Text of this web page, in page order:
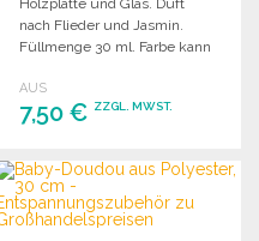
Holzplatte und Glas. Duft
nach Flieder und Jasmin.
Füllmenge 30 ml. Farbe kann
AUS
7,50 € ZZGL. MWST.
BESTELLEN
Angebot anfordern